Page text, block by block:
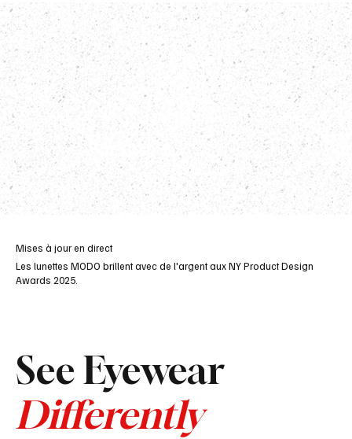
Mises à jour en direct
Les lunettes MODO brillent avec de l'argent aux NY Product Design
Awards 2025.
See Eyewear
Differently